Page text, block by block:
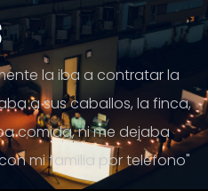
la iba a contratar la
a sus caballos, la finca,
comida, ni me dejaba
mi familia por teléfono"